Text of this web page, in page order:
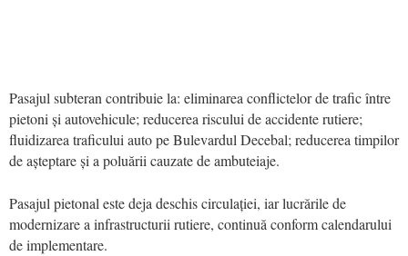
Pasajul subteran contribuie la: eliminarea conflictelor de trafic între
pietoni și autovehicule; reducerea riscului de accidente rutiere;
fluidizarea traficului auto pe Bulevardul Decebal; reducerea timpilor
de așteptare și a poluării cauzate de ambuteiaje.
Pasajul pietonal este deja deschis circulației, iar lucrările de
modernizare a infrastructurii rutiere, continuă conform calendarului
de implementare.